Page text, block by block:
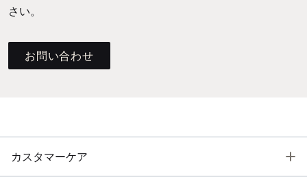
さい。
お問い合わせ
カスタマーケア